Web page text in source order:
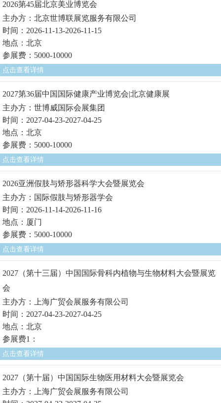
2026第45届北京美业博览会
主办方：北京世博联展览服务有限公司
时间：2026-11-13-2026-11-15
地点：北京
参展费：5000-10000
点击查看详情
2027第36届中国国际健康产业博览会|北京健康展
主办方：世博威国际会展集团
时间：2027-04-23-2027-04-25
地点：北京
参展费：5000-10000
点击查看详情
2026亚洲假肢与矫形器科学大会暨展览会
主办方：国际假肢与矫形器学会
时间：2026-11-14-2026-11-16
地点：厦门
参展费：5000-10000
点击查看详情
2027（第十三届）中国国际骨科内植物与生物材料大会暨展览
会
主办方：上海广贸会展服务有限公司
时间：2027-04-23-2027-04-25
地点：北京
参展费1：
点击查看详情
2027（第十届）中国国际生物医用材料大会暨展览会
主办方：上海广贸会展服务有限公司